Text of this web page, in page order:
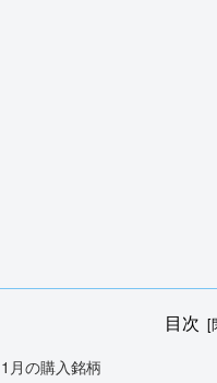
目次
1月の購入銘柄